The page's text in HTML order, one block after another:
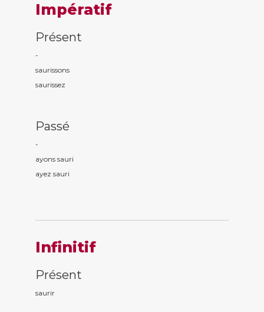
Impératif
Présent
-
saurissons
saurissez
Passé
-
ayons sauri
ayez sauri
Infinitif
Présent
saurir